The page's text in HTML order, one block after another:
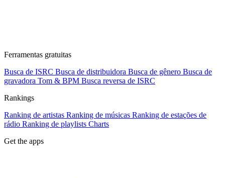
Ferramentas gratuitas
Busca de ISRC Busca de distribuidora Busca de gênero Busca de
gravadora Tom & BPM Busca reversa de ISRC
Rankings
Ranking de artistas Ranking de músicas Ranking de estações de
rádio Ranking de playlists Charts
Get the apps